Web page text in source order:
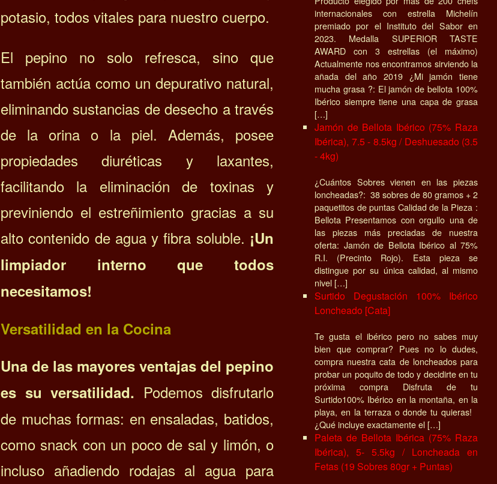
potasio, todos vitales para nuestro cuerpo.
El pepino no solo refresca, sino que
también actúa como un depurativo natural,
eliminando sustancias de desecho a través
de la orina o la piel. Además, posee
propiedades diuréticas y laxantes,
facilitando la eliminación de toxinas y
previniendo el estreñimiento gracias a su
alto contenido de agua y fibra soluble. ¡Un
limpiador interno que todos
necesitamos!
Versatilidad en la Cocina
Una de las mayores ventajas del pepino
es su versatilidad. Podemos disfrutarlo
de muchas formas: en ensaladas, batidos,
como snack con un poco de sal y limón, o
incluso añadiendo rodajas al agua para
internacionales con estrella Michelín
premiado por el Instituto del Sabor en
2023. Medalla SUPERIOR TASTE
AWARD con 3 estrellas (el máximo)
Actualmente nos encontramos sirviendo la
añada del año 2019 ¿Mi jamón tiene
mucha grasa ?: El jamón de bellota 100%
Ibérico siempre tiene una capa de grasa
[…]
Jamón de Bellota Ibérico (75% Raza
Ibérica), 7.5 - 8.5kg / Deshuesado (3.5
- 4kg)
¿Cuántos Sobres vienen en las piezas
loncheadas?: 38 sobres de 80 gramos + 2
paquetitos de puntas Calidad de la Pieza :
Bellota Presentamos con orgullo una de
las piezas más preciadas de nuestra
oferta: Jamón de Bellota Ibérico al 75%
R.I. (Precinto Rojo). Esta pieza se
distingue por su única calidad, al mismo
nivel […]
Surtido Degustación 100% Ibérico
Loncheado [Cata]
Te gusta el ibérico pero no sabes muy
bien que comprar? Pues no lo dudes,
compra nuestra cata de loncheados para
probar un poquito de todo y decidirte en tu
próxima compra Disfruta de tu
Surtido100% Ibérico en la montaña, en la
playa, en la terraza o donde tu quieras!
¿Qué incluye exactamente el […]
Paleta de Bellota Ibérica (75% Raza
Ibérica), 5- 5.5kg / Loncheada en
Fetas (19 Sobres 80gr + Puntas)